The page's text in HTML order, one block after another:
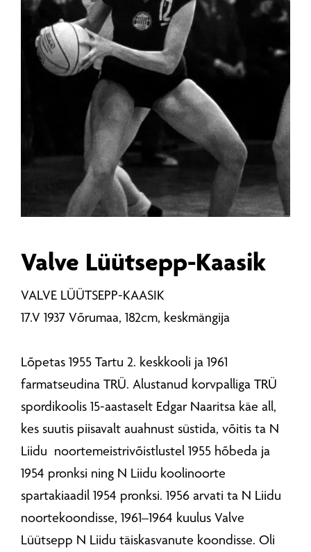
Valve Lüütsepp-Kaasik
VALVE LÜÜTSEPP-KAASIK
17.V 1937 Võrumaa, 182cm, keskmängija
Lõpetas 1955 Tartu 2. keskkooli ja 1961
farmatseudina TRÜ. Alustanud korvpalliga TRÜ
spordikoolis 15-aastaselt Edgar Naaritsa käe all,
kes suutis piisavalt auahnust süstida, võitis ta N
Liidu noortemeistrivõistlustel 1955 hõbeda ja
1954 pronksi ning N Liidu koolinoorte
spartakiaadil 1954 pronksi. 1956 arvati ta N Liidu
noortekoondisse, 1961–1964 kuulus Valve
Lüütsepp N Liidu täiskasvanute koondisse. Oli